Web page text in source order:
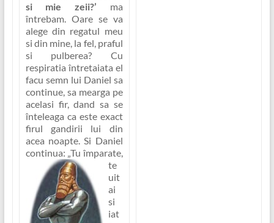
si mie zeii?’ ma
întrebam. Oare se va
alege din regatul meu
si din mine, la fel, praful
si pulberea? Cu
respiratia întretaiata el
facu semn lui Daniel sa
continue, sa mearga pe
acelasi fir, dand sa se
înteleaga ca este exact
firul gandirii lui din
acea noapte. Si Daniel
continua: „Tu împarate,
te
uit
ai
si
iat